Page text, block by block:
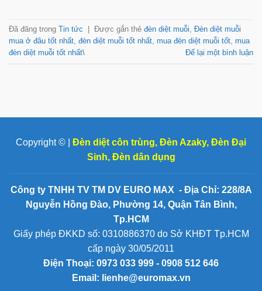
Đã đăng trong Tin tức Được gắn thẻ đèn diệt muỗi, Đèn diệt muỗi
mua ở đâu tốt nhất, đèn diệt muỗi tốt nhất, mua đèn diệt muỗi tốt, mua
đèn diệt muỗi tốt nhất\
Để lại một bình luận
Copyright © | Đèn diệt côn trùng, Đèn Azaky, Đèn Đại
Sinh, Đèn dân dụng
Công ty TNHH TV TM DV EURO MAX - Địa Chỉ: 228/8A
Nguyễn Hồng Đào, Phường 14, Quận Tân Bình,
Tp.HCM
Giấy phép ĐKKD số: 0310886370 do Sở KHĐT Tp.HCM
cấp ngày 30/05/2011
Điện Thoại: 0973 033 999 - 0908 512 646
Email: lienhe@euromax.vn